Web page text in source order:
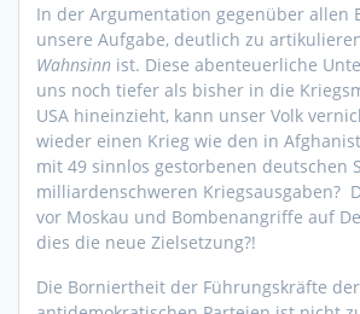
In der Argumentation gegenüber allen
unsere Aufgabe, deutlich zu
Wahnsinn ist. Diese abenteuerliche
uns noch tiefer als bisher in die
USA hineinzieht, kann unser Volk
wieder einen Krieg wie den in
mit 49 sinnlos gestorbenen deutschen
milliardenschweren Kriegsausgaben?
vor Moskau und Bombenangriffe auf
dies die neue Zielsetzung?!
Die Borniertheit der Führungskräfte der